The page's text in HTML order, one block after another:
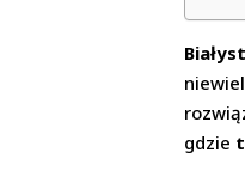
gdzie